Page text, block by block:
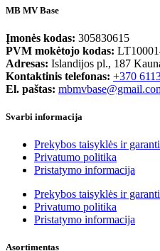
MB MV Base
Įmonės kodas: 305830615
PVM mokėtojo kodas:
Adresas: Islandijos pl., 187
Kontaktinis telefonas: +370
El. paštas:
Svarbi informacija
Prekybos taisyklės ir
Privatumo politika
Pristatymo informacija
Prekybos taisyklės ir
Privatumo politika
Pristatymo informacija
Asortimentas